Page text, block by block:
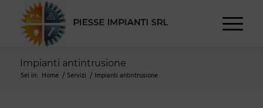
Impianti antintrusione
Sei in: Home / Servizi / Impianti antintrusione